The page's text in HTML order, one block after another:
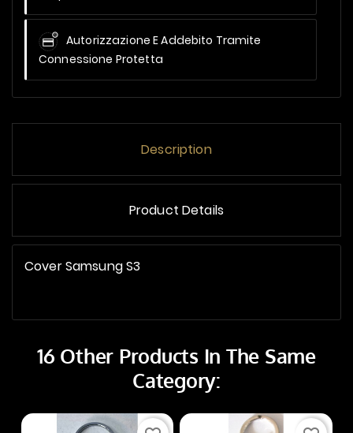
Autorizzazione E Addebito Tramite
Connessione Protetta
Description
Product Details
Cover Samsung S3
16 Other Products In The Same
Category: